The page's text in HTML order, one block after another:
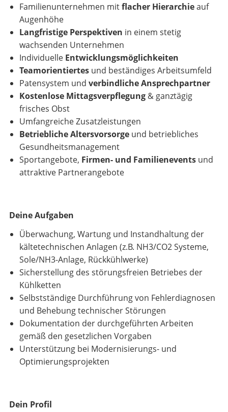
Familienunternehmen mitflacher Hierarchieauf
Augenhöhe
Langfristige Perspektiven in einem stetig
wachsenden Unternehmen
Individuelle Entwicklungsmöglichkeiten
Teamorientiertes und beständiges Arbeitsumfeld
Patensystem und verbindliche Ansprechpartner
Kostenlose Mittagsverpflegung & ganztägig
frisches Obst
Umfangreiche Zusatzleistungen
Betriebliche Altersvorsorge und betriebliches
Gesundheitsmanagement
Sportangebote, Firmen- und Familienevents und
attraktive Partnerangebote
Deine Aufgaben
Überwachung, Wartung und Instandhaltung der
kältetechnischen Anlagen (z.B. NH3/CO2 Systeme,
Sole/NH3-Anlage, Rückkühlwerke)
Sicherstellung des störungsfreien Betriebes der
Kühlketten
Selbstständige Durchführung von Fehlerdiagnosen
und Behebung technischer Störungen
Dokumentation der durchgeführten Arbeiten
gemäß den gesetzlichen Vorgaben
Unterstützung bei Modernisierungs- und
Optimierungsprojekten
Dein Profil